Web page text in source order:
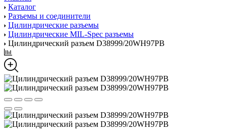
Каталог
Разъемы и соединители
Цилиндрические разъемы
Цилиндрические MIL-Spec разъемы
Цилиндрический разъем D38999/20WH97PB